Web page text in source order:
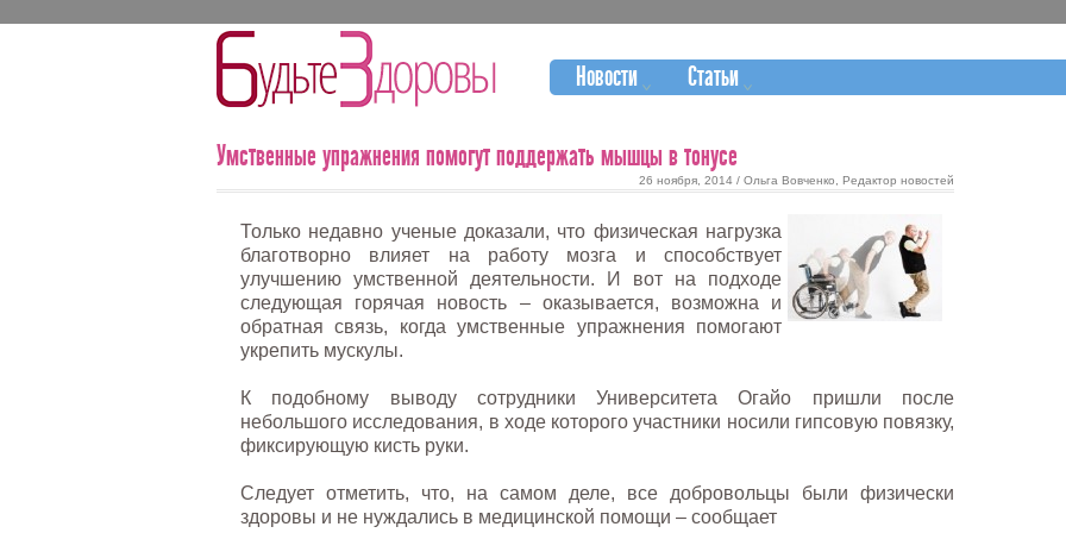
Новости Статьи
Умственные упражнения помогут поддержать мышцы в тонусе
26 ноября, 2014 / Ольга Вовченко, Редактор новостей
Только недавно ученые доказали, что физическая нагрузка
благотворно влияет на работу мозга и способствует
улучшению умственной деятельности. И вот на подходе
следующая горячая новость – оказывается, возможна и
обратная связь, когда умственные упражнения помогают
укрепить мускулы.
К подобному выводу сотрудники Университета Огайо пришли после
небольшого исследования, в ходе которого участники носили гипсовую повязку,
фиксирующую кисть руки.
Следует отметить, что, на самом деле, все добровольцы были физически
здоровы и не нуждались в медицинской помощи – сообщает